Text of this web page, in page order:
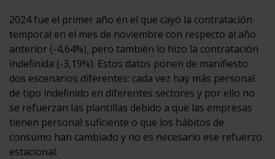
2024 fue el primer año en el que cayó la contratación
temporal en el mes de noviembre con respecto al año
anterior (-4,64%), pero también lo hizo la contratación
indefinida (-3,19%). Estos datos ponen de manifiesto
dos escenarios diferentes: cada vez hay más personal
de tipo indefinido en diferentes sectores y por ello no
se refuerzan las plantillas debido a que las empresas
tienen personal suficiente o que los hábitos de
consumo han cambiado y no es necesario ese refuerzo
estacional.